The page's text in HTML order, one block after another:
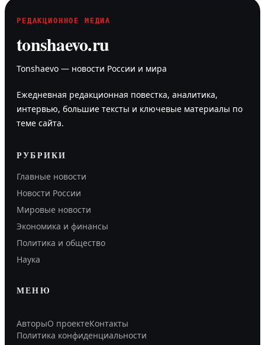
РЕДАКЦИОННОЕ МЕДИА
tonshaevo.ru
Tonshaevo — новости России и мира
Ежедневная редакционная повестка, аналитика,
интервью, большие тексты и ключевые материалы по
теме сайта.
РУБРИКИ
Главные новости
Новости России
Мировые новости
Экономика и финансы
Политика и общество
Наука
МЕНЮ
АвторыО проектеКонтакты
Политика конфиденциальности